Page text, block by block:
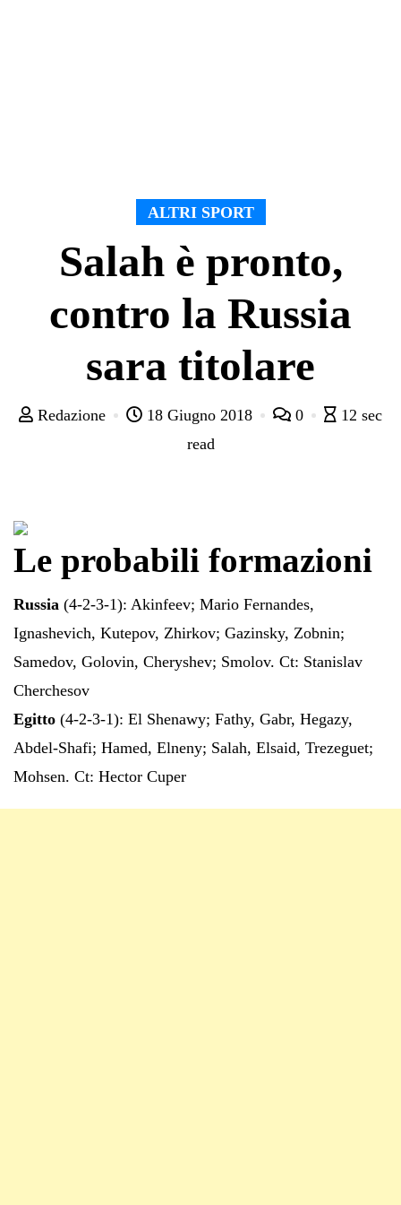
ALTRI SPORT
Salah è pronto,
contro la Russia
sara titolare
Redazione 18 Giugno 2018 0
12 sec
read
Le probabili formazioni
Russia (4-2-3-1): Akinfeev; Mario Fernandes,
Ignashevich, Kutepov, Zhirkov; Gazinsky, Zobnin;
Samedov, Golovin, Cheryshev; Smolov. Ct: Stanislav
Cherchesov
Egitto (4-2-3-1): El Shenawy; Fathy, Gabr, Hegazy,
Abdel-Shafi; Hamed, Elneny; Salah, Elsaid, Trezeguet;
Mohsen. Ct: Hector Cuper